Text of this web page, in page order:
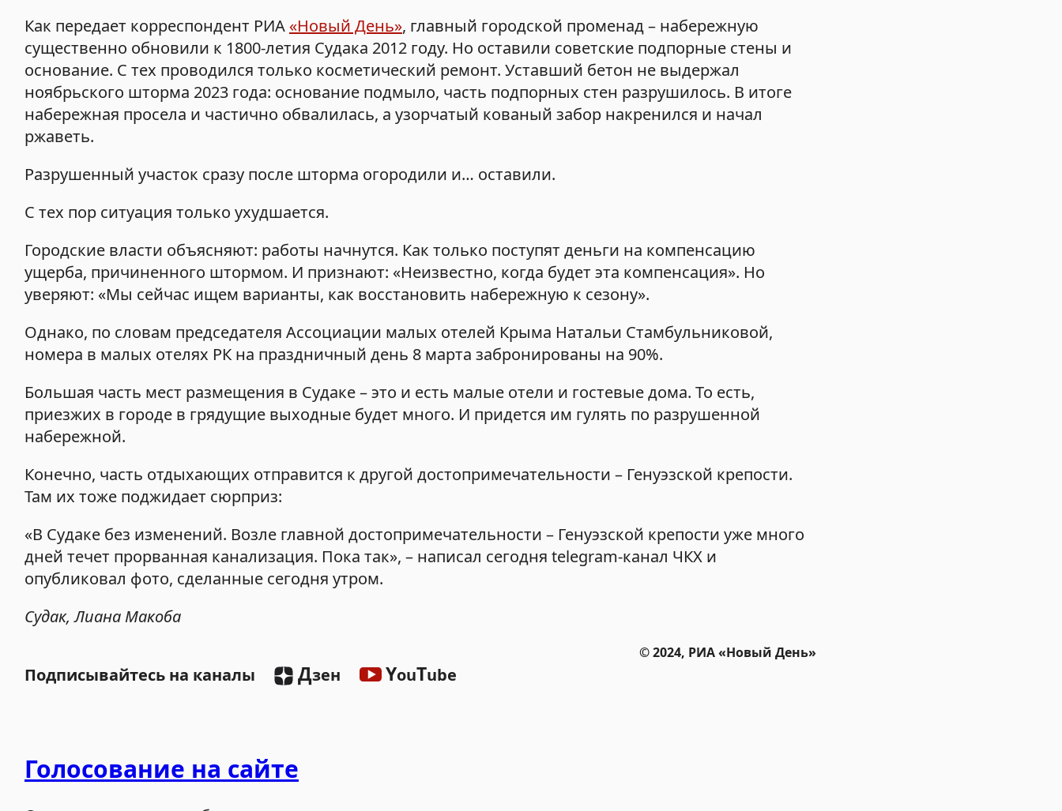
Как передает корреспондент РИА«Новый День», главный городской променад – набережную
существенно обновили к 1800-летия Судака 2012 году. Но оставили советские подпорные стены и
основание. С тех проводился только косметический ремонт. Уставший бетон не выдержал
ноябрьского шторма 2023 года: основание подмыло, часть подпорных стен разрушилось. В итоге
набережная просела и частично обвалилась, а узорчатый кованый забор накренился и начал
ржаветь.
Разрушенный участок сразу после шторма огородили и… оставили.
С тех пор ситуация только ухудшается.
Городские власти объясняют: работы начнутся. Как только поступят деньги на компенсацию
ущерба, причиненного штормом. И признают: «Неизвестно, когда будет эта компенсация». Но
уверяют: «Мы сейчас ищем варианты, как восстановить набережную к сезону».
Однако, по словам председателя Ассоциации малых отелей Крыма Натальи Стамбульниковой,
номера в малых отелях РК на праздничный день 8 марта забронированы на 90%.
Большая часть мест размещения в Судаке – это и есть малые отели и гостевые дома. То есть,
приезжих в городе в грядущие выходные будет много. И придется им гулять по разрушенной
набережной.
Конечно, часть отдыхающих отправится к другой достопримечательности – Генуэзской крепости.
Там их тоже поджидает сюрприз:
«В Судаке без изменений. Возле главной достопримечательности – Генуэзской крепости уже много
дней течет прорванная канализация. Пока так», – написал сегодня telegram-канал ЧКХ и
опубликовал фото, сделанные сегодня утром.
Судак, Лиана Макоба
© 2024, РИА «Новый День»
Подписывайтесь на каналы Дзен YouTube
Голосование на сайте